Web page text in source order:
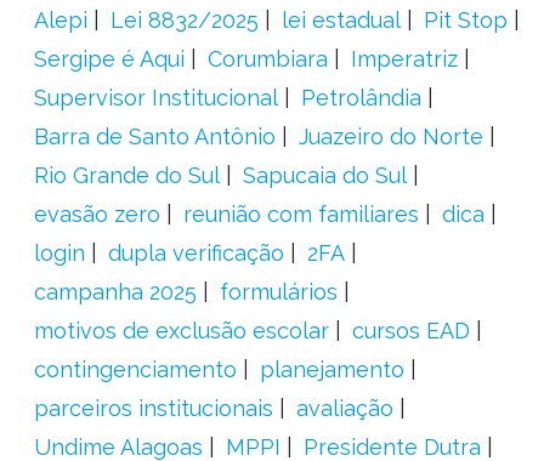
Alepi
Lei 8832/2025 lei estadual
Pit Stop
Sergipe é Aqui
Corumbiara
Imperatriz
Supervisor Institucional
Petrolândia
Barra de Santo Antônio
Juazeiro do Norte
Rio Grande do Sul
Sapucaia do Sul
evasão zero
reunião com familiares
dica
login
dupla verificação
2FA
campanha 2025
formulários
motivos de exclusão escolar
cursos EAD
contingenciamento
planejamento
parceiros institucionais
avaliação
Undime Alagoas
MPPI
Presidente Dutra